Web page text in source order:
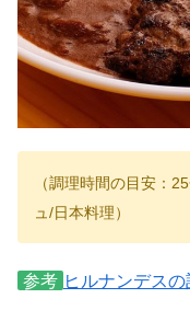
（調理時間の目安：
ュ/日本料理）
参考 ヒルナンデス